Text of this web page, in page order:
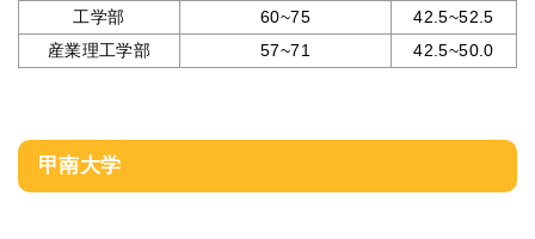
工学部
60~75
42.5~52.5
産業理工学部
57~71 42.5~50.0
甲南大学